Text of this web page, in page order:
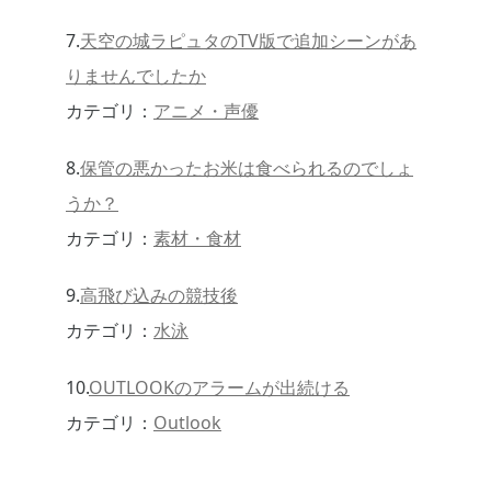
7.天空の城ラピュタのTV版で追加シーンがあ
りませんでしたか
カテゴリ： アニメ・声優
8.保管の悪かったお米は食べられるのでしょ
うか？
カテゴリ： 素材・食材
9.高飛び込みの競技後
カテゴリ： 水泳
10.OUTLOOKのアラームが出続ける
カテゴリ： Outlook